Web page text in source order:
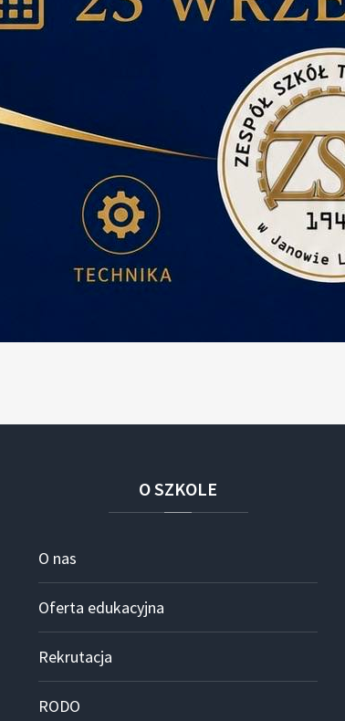
OSZKOLE
O nas
Oferta edukacyjna
Rekrutacja
RODO